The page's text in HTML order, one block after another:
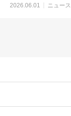
2026.06.01 ニュース